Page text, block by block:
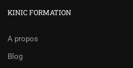
KINIC FORMATION
A propos
Blog